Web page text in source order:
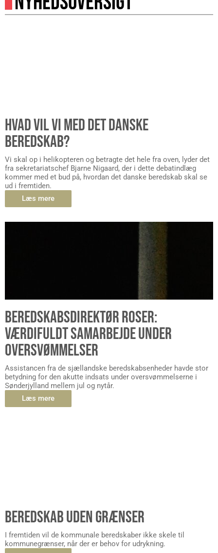
HVAD VIL VI MED DET DANSKE
BEREDSKAB?
Vi skal op i helikopteren og betragte det hele fra oven, lyder det
fra sekretariatschef Bjarne Nigaard, der i dette debatindlæg
kommer med et bud på, hvordan det danske beredskab skal se
ud i fremtiden.
Læs mere
BEREDSKABSDIREKTØR ROSER:
VÆRDIFULDT SAMARBEJDE UNDER
OVERSVØMMELSER
Assistancen fra de sjællandske beredskabsenheder havde stor
betydning for den akutte indsats under oversvømmelserne i
Sønderjylland mellem jul og nytår.
Læs mere
BEREDSKAB UDEN GRÆNSER
I fremtiden vil de kommunale beredskaber ikke skele til
kommunegrænser, når der er behov for udrykning.